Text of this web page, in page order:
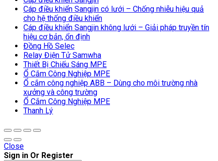
Cáp điều khiển Sangjin có lưới – Chống nhiễu hiệu quả
cho hệ thống điều khiển
Cáp điều khiển Sangjin không lưới – Giải pháp truyền tín
hiệu cơ bản, ổn định
Đồng Hồ Selec
Relay Điện Tử Samwha
Thiết Bị Chiếu Sáng MPE
Ổ Cắm Công Nghiệp MPE
Ổ cắm công nghiệp ABB – Dùng cho môi trường nhà
xưởng và công trường
Ổ Cắm Công Nghiệp MPE
Thanh Lý
Close
Sign in Or Register